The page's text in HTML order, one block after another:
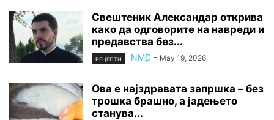
Свештеник Александар открива
како да одговорите на навреди и
предавства без...
РЕЦЕПТИ NMD - May 19, 2026
Ова е најздравата запршка – без
трошка брашно, а јадењето
станува...